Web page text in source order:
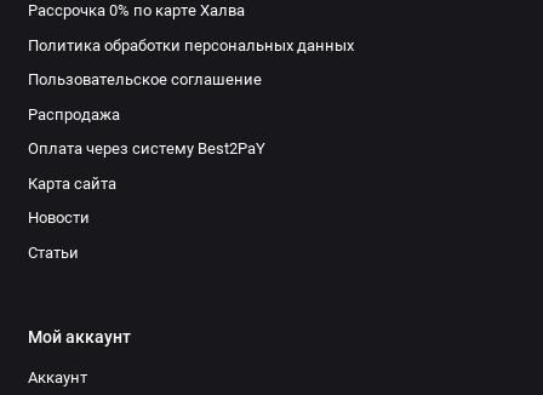
Рассрочка 0% по карте Халва
Политика обработки персональных данных
Пользовательское соглашение
Распродажа
Оплата через систему Best2PaY
Карта сайта
Новости
Статьи
Мой аккаунт
Аккаунт